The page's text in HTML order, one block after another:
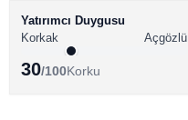
BİTCOİN HABERLERİ
ALTCOİN HABERLERİ
Yatırımcı Duygusu
Korkak
Açgözlü
30/100Korku